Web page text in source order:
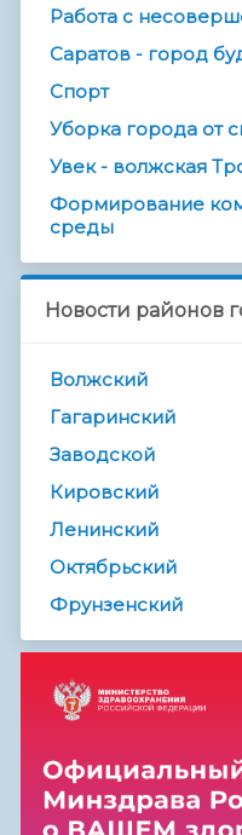
Работа с
Саратов - город
Спорт
Уборка города от
Увек - волжская
Формирование
среды
Новости районов
Волжский
Гагаринский
Заводской
Кировский
Ленинский
Октябрьский
Фрунзенский